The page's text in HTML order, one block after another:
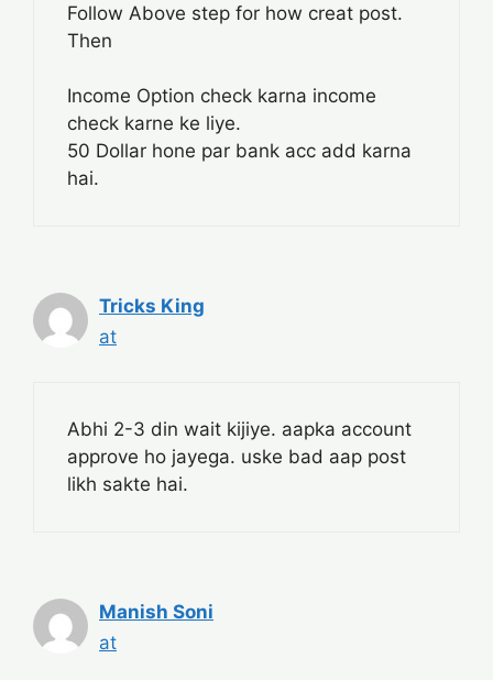
Follow Above step for how creat post.
Then
Income Option check karna income
check karne ke liye.
50 Dollar hone par bank acc add karna
hai.
Tricks King
at
Abhi 2-3 din wait kijiye. aapka account
approve ho jayega. uske bad aap post
likh sakte hai.
Manish Soni
at